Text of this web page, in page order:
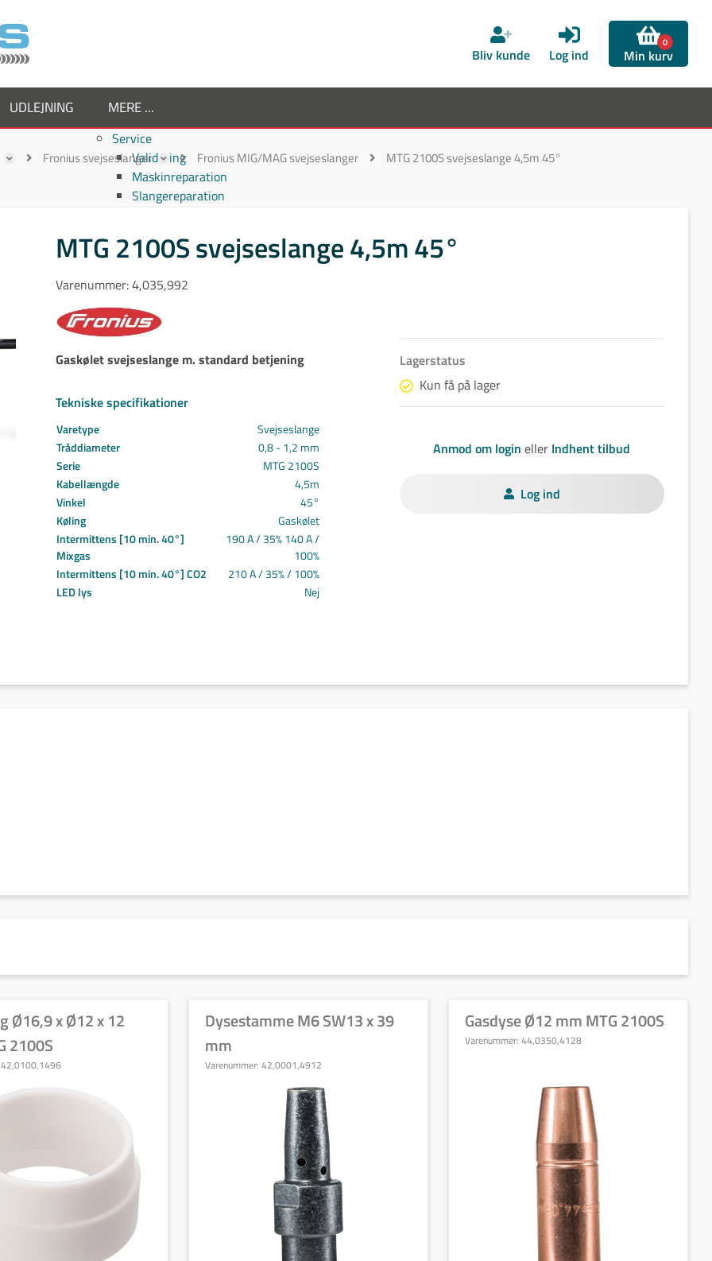
Bliv kunde Log ind
0
Min kurv
UDLEJNING MERE ...
Service
Validering
Maskinreparation
Slangereparation
Virksomheden
Supplier
Job hos TornboSvejs
Kvalitetspolitik
ESG politik
Svejs projektet sammen
Mærker
NST
Kontakt
Fronius svejseslanger Fronius MIG/MAG svejseslanger MTG 2100S svejseslange 4,5m 45°
MTG 2100S svejseslange 4,5m 45°
Varenummer:4,035,992
Gaskølet svejseslange m. standard betjening
Tekniske specifikationer
Varetype
Svejseslange
Tråddiameter
0,8 - 1,2 mm
Serie
MTG 2100S
Kabellængde
4,5m
Vinkel
45°
Køling
Gaskølet
Intermittens [10 min. 40°]
Mixgas
190 A / 35% 140 A /
100%
Intermittens [10 min. 40°] CO2
210 A / 35% / 100%
LED lys
Nej
Lagerstatus
Kun få på lager
Anmod om login eller Indhent tilbud
Log ind
Ø16,9 x Ø12 x 12
2100S
42,0100,1496
Dysestamme M6 SW13 x 39
mm
Varenummer: 42,0001,4912
Gasdyse Ø12 mm MTG 2100S
Varenummer: 44,0350,4128